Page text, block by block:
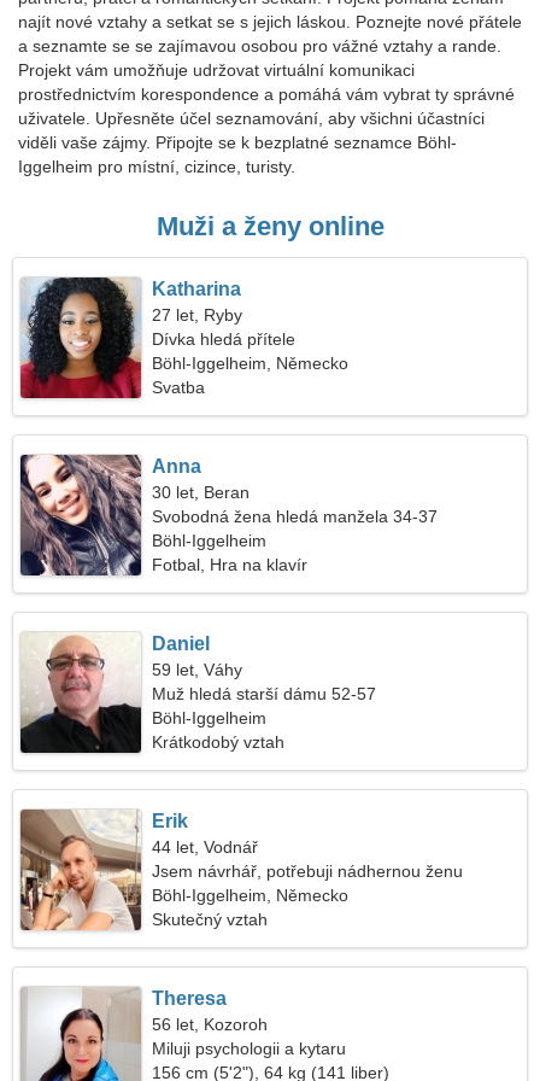
najít nové vztahy a setkat se s jejich láskou. Poznejte nové přátele
a seznamte se se zajímavou osobou pro vážné vztahy a rande.
Projekt vám umožňuje udržovat virtuální komunikaci
prostřednictvím korespondence a pomáhá vám vybrat ty správné
uživatele. Upřesněte účel seznamování, aby všichni účastníci
viděli vaše zájmy. Připojte se k bezplatné seznamce Böhl-
Iggelheim pro místní, cizince, turisty.
Muži a ženy online
Katharina
27 let, Ryby
Dívka hledá přítele
Böhl-Iggelheim, Německo
Svatba
Anna
30 let, Beran
Svobodná žena hledá manžela 34-37
Böhl-Iggelheim
Fotbal, Hra na klavír
Daniel
59 let, Váhy
Muž hledá starší dámu 52-57
Böhl-Iggelheim
Krátkodobý vztah
Erik
44 let, Vodnář
Jsem návrhář, potřebuji nádhernou ženu
Böhl-Iggelheim, Německo
Skutečný vztah
Theresa
56 let, Kozoroh
Miluji psychologii a kytaru
156 cm (5'2"), 64 kg (141 liber)